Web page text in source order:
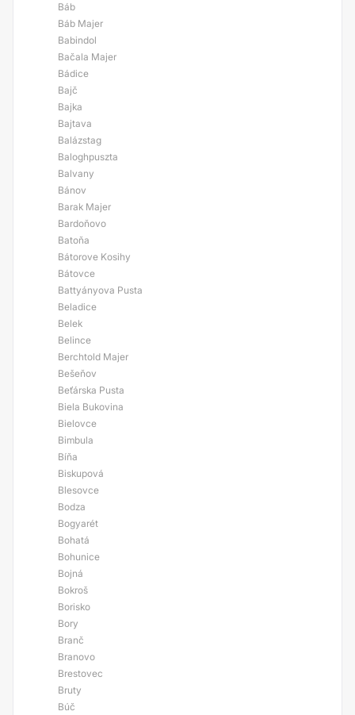
Báb
Báb Majer
Babindol
Bačala Majer
Bádice
Bajč
Bajka
Bajtava
Balázstag
Baloghpuszta
Balvany
Bánov
Barak Majer
Bardoňovo
Batoňa
Bátorove Kosihy
Bátovce
Battyányova Pusta
Beladice
Belek
Belince
Berchtold Majer
Bešeňov
Beťárska Pusta
Biela Bukovina
Bielovce
Bimbula
Bíňa
Biskupová
Blesovce
Bodza
Bogyarét
Bohatá
Bohunice
Bojná
Bokroš
Borisko
Bory
Branč
Branovo
Brestovec
Bruty
Búč